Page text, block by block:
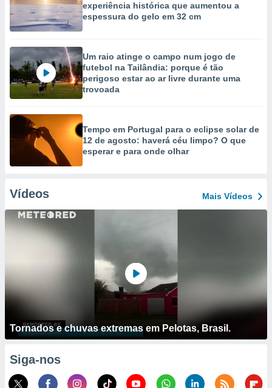
experiência histórica que aumentou a
espessura do gelo em 32 cm
Um raio atinge o campo num jogo de
futebol na Tailândia: porque é tão
perigoso estar ao ar livre durante uma
trovoada
Tempo em Portugal para o eclipse solar de
12 de agosto: haverá céu limpo? O que
esperar e para onde olhar
Vídeos Mais Vídeos
Tornados e chuvas extremas em Pelotas, Brasil.
Siga-nos